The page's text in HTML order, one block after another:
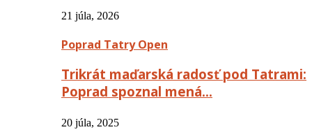
21 júla, 2026
Poprad Tatry Open
Trikrát maďarská radosť pod Tatrami:
Poprad spoznal mená…
20 júla, 2025